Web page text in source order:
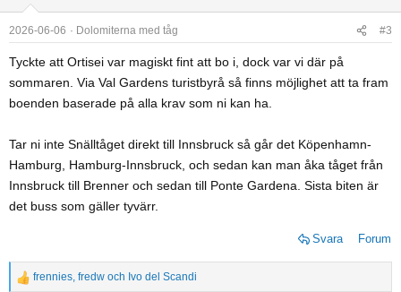
i
o
n
s
:
2026-06-06 Dolomiterna med tåg #3
Tyckte att Ortisei var magiskt fint att bo i, dock var vi där på
sommaren. Via Val Gardens turistbyrå så finns möjlighet att ta fram
boenden baserade på alla krav som ni kan ha.
Tar ni inte Snälltåget direkt till Innsbruck så går det Köpenhamn-
Hamburg, Hamburg-Innsbruck, och sedan kan man åka tåget från
Innsbruck till Brenner och sedan till Ponte Gardena. Sista biten är
det buss som gäller tyvärr.
Svara Forum
R
frennies, fredw och Ivo del Scandi